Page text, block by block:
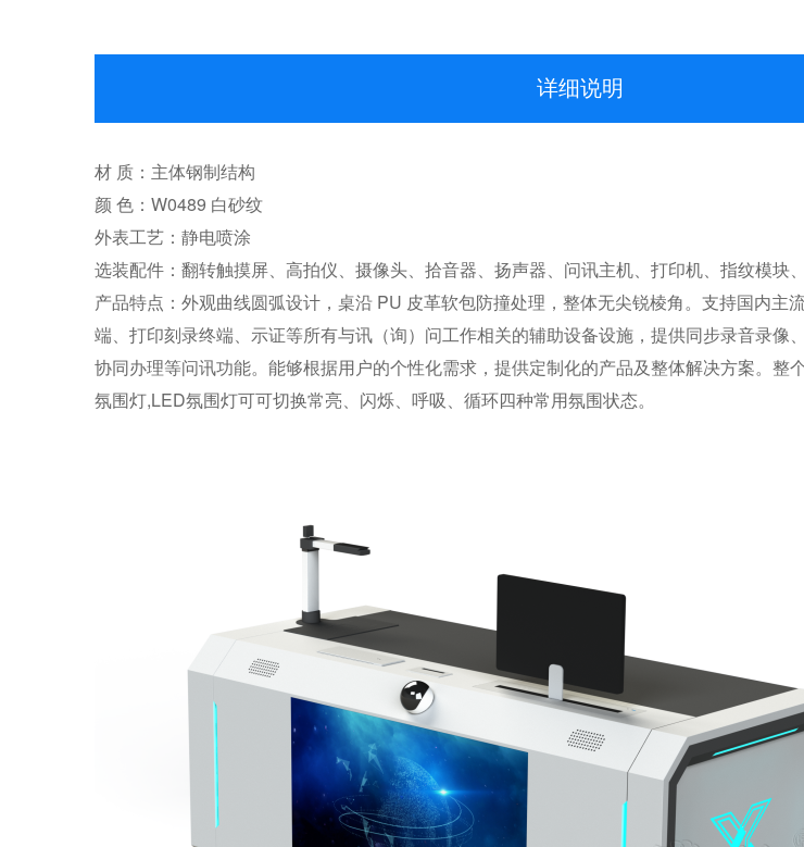
详细说明
材 质：主体钢制结构
颜 色：W0489 白砂纹
外表工艺：静电喷涂
选装配件：翻转触摸屏、高拍仪、摄像头、拾音器、扬声器、问讯主机、打印机、指纹模块
产品特点：外观曲线圆弧设计，桌沿 PU 皮革软包防撞处理，整体无尖锐棱角。支持国内主
端、打印刻录终端、示证等所有与讯（询）问工作相关的辅助设备设施，提供同步录音录像
协同办理等问讯功能。能够根据用户的个性化需求，提供定制化的产品及整体解决方案。整
氛围灯,LED氛围灯可可切换常亮、闪烁、呼吸、循环四种常用氛围状态。